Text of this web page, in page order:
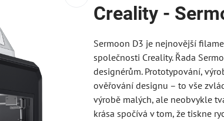
Creality -
Sermoon D3 je nejnovější
společnosti Creality. Řada
designérům. Prototypování,
ověřování designu – to vše
výrobě malých, ale neobvykle
krása spočívá v tom, že tiskne